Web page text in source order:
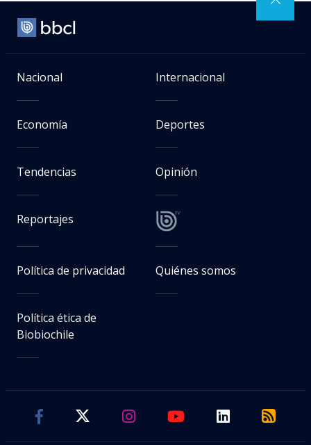
Nacional Internacional
Economía Deportes
Tendencias Opinión
Reportajes
Política de privacidad Quiénes somos
Política ética de
Biobiochile